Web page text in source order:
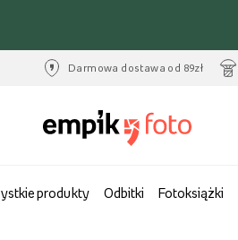
Darmowa dostawa od 89zł
produkty Odbitki Fotoksiążki